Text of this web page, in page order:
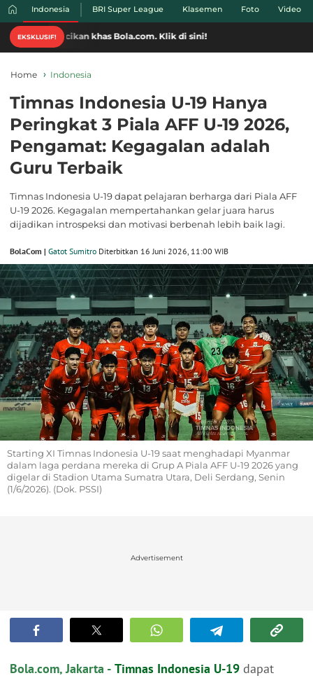
Indonesia BRI Super League Klasemen Foto Video
EKSKLUSIF!
khas Bola.com. Klik di sini!
Home Indonesia
Timnas Indonesia U-19 Hanya
Peringkat 3 Piala AFF U-19 2026,
Pengamat: Kegagalan adalah
Guru Terbaik
Timnas Indonesia U-19 dapat pelajaran berharga dari Piala AFF
U-19 2026. Kegagalan mempertahankan gelar juara harus
dijadikan introspeksi dan motivasi berbenah lebih baik lagi.
BolaCom | Gatot Sumitro Diterbitkan 16 Juni 2026, 11:00 WIB
Starting XI Timnas Indonesia U-19 saat menghadapi Myanmar
dalam laga perdana mereka di Grup A Piala AFF U-19 2026 yang
digelar di Stadion Utama Sumatra Utara, Deli Serdang, Senin
(1/6/2026). (Dok. PSSI)
Advertisement
Bola.com, Jakarta - Timnas Indonesia U-19 dapat